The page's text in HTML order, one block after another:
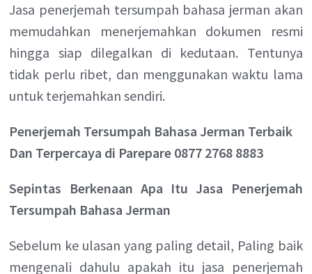
Jasa penerjemah tersumpah bahasa jerman akan
memudahkan menerjemahkan dokumen resmi
hingga siap dilegalkan di kedutaan. Tentunya
tidak perlu ribet, dan menggunakan waktu lama
untuk terjemahkan sendiri.
Penerjemah Tersumpah Bahasa Jerman Terbaik
Dan Terpercaya di Parepare 0877 2768 8883
Sepintas Berkenaan Apa Itu Jasa Penerjemah
Tersumpah Bahasa Jerman
Sebelum ke ulasan yang paling detail, Paling baik
mengenali dahulu apakah itu jasa penerjemah